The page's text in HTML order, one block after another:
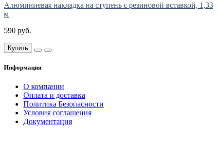
Алюминиевая накладка на ступень с резиновой вставкой, 1,33
м
590 руб.
Купить
Информация
О компании
Оплата и доставка
Политика Безопасности
Условия соглашения
Документация